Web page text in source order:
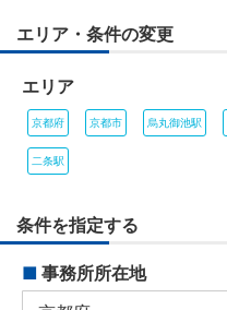
エリア・条件の変更
エリア
京都府 京都市 烏丸御池駅
二条駅
条件を指定する
■ 事務所所在地